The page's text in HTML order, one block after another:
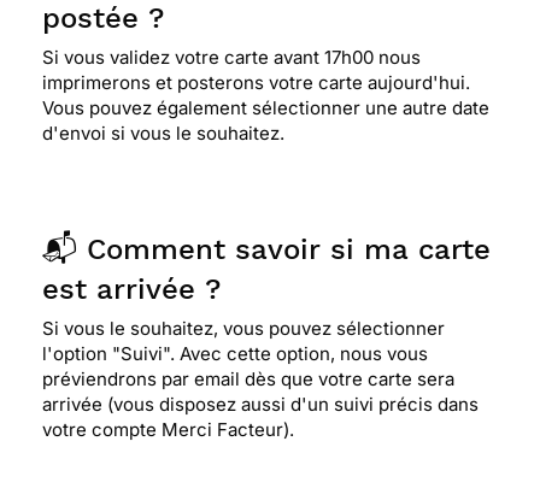
postée ?
Si vous validez votre carte avant 17h00 nous
imprimerons et posterons votre carte aujourd'hui.
Vous pouvez également sélectionner une autre date
d'envoi si vous le souhaitez.
📬 Comment savoir si ma carte
est arrivée ?
Si vous le souhaitez, vous pouvez sélectionner
l'option "Suivi". Avec cette option, nous vous
préviendrons par email dès que votre carte sera
arrivée (vous disposez aussi d'un suivi précis dans
votre compte Merci Facteur).